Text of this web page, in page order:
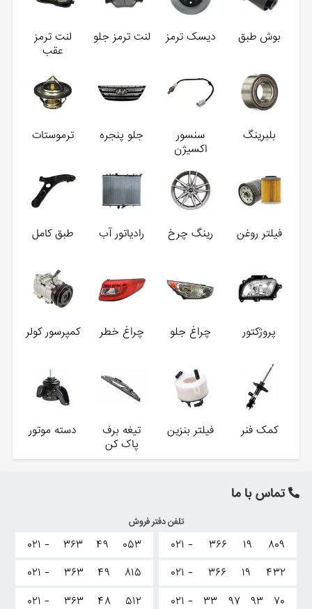
بوش طبق دیسک ترمز لنت ترمز جلو
لنت ترمز
عقب
بلبرینگ
سنسور
اکسیژن
جلو پنجره ترموستات
فیلتر روغن رینگ چرخ رادیاتور آب طبق کامل
پروژکتور چراغ جلو چراغ خطر کمپرسور کولر
کمک فنر فیلتر بنزین
تیغه برف
پاک کن
دسته موتور
تماس با ما
تلفن دفتر فروش
۰۲۱ - ۳۶۶ ۱۹
۸۰۹
۰۲۱ -
۳۶۶ ۱۹
۴۳۲
۰۲۱ -
۳۳ ۹۷ ۹۳
۷۰
۰۲۱ - ۳۶۳ ۴۹
۰۵۳
۰۲۱ -
۳۶۳ ۴۹
۸۱۵
۰۲۱ -
۳۶۳ ۴۸
۵۱۲